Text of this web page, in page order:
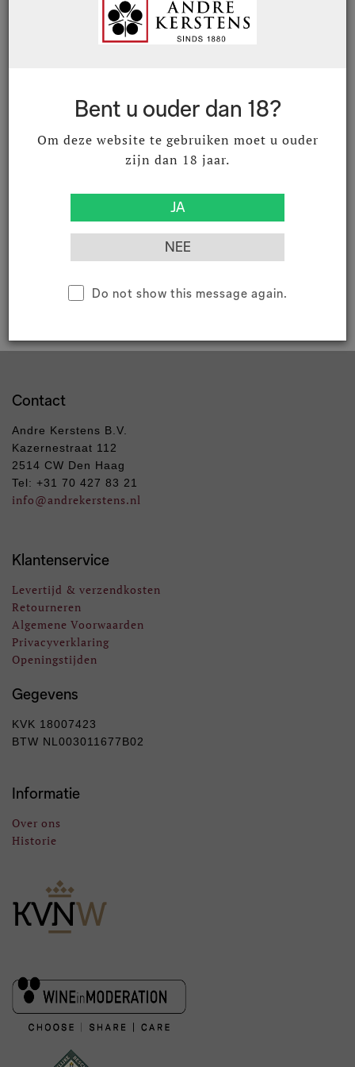
Bent u ouder dan 18?
Om deze website te gebruiken moet u ouder
zijn dan 18 jaar.
Do not show this message again.
Beperkte voorraad
fles ( Inhoud : 1 Stuks)
Download productdocument
Contact
Andre Kerstens B.V.
Kazernestraat 112
2514 CW Den Haag
Tel: +31 70 427 83 21
info@andrekerstens.nl
Klantenservice
Levertijd & verzendkosten
Retourneren
Algemene Voorwaarden
Privacyverklaring
Openingstijden
Gegevens
KVK 18007423
BTW NL003011677B02
Informatie
Over ons
Historie